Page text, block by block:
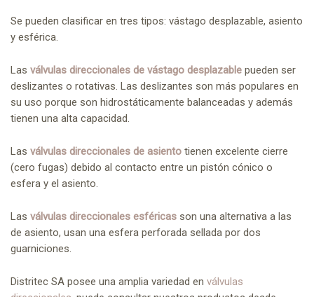
Se pueden clasificar en tres tipos: vástago desplazable, asiento
y esférica.
Las válvulas direccionales de vástago desplazable pueden ser
deslizantes o rotativas. Las deslizantes son más populares en
su uso porque son hidrostáticamente balanceadas y además
tienen una alta capacidad.
Las válvulas direccionales de asiento tienen excelente cierre
(cero fugas) debido al contacto entre un pistón cónico o
esfera y el asiento.
Las válvulas direccionales esféricas son una alternativa a las
de asiento, usan una esfera perforada sellada por dos
guarniciones.
Distritec SA posee una amplia variedad en válvulas